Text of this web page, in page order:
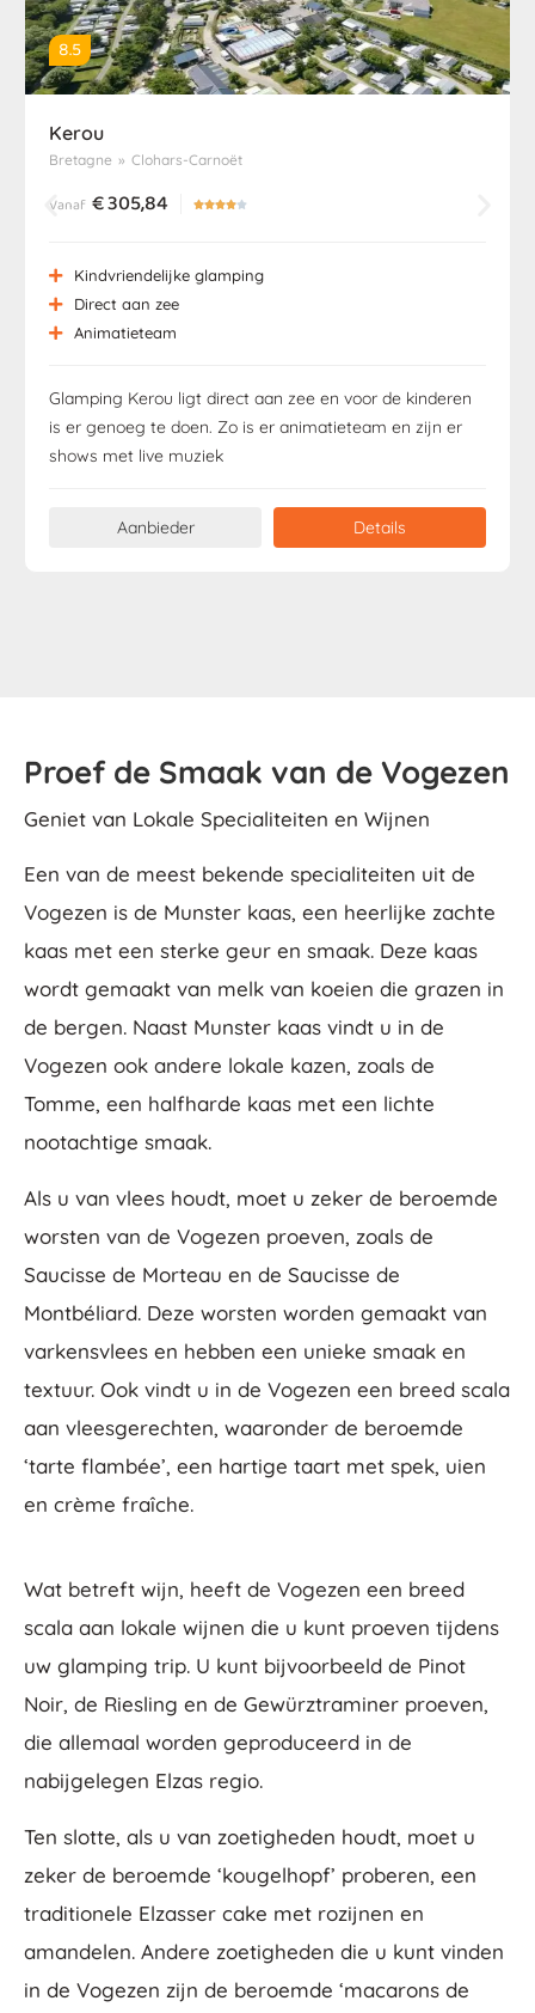
8.5
Kerou
Bretagne » Clohars-Carnoët
Vanaf €305,84 
Kindvriendelijke glamping
Direct aan zee
Animatieteam
Glamping Kerou ligt direct aan zee en voor de kinderen
is er genoeg te doen. Zo is er animatieteam en zijn er
shows met live muziek
Aanbieder Details
Proef de Smaak van de Vogezen
Geniet van Lokale Specialiteiten en Wijnen
Een van de meest bekende specialiteiten uit de
Vogezen is de Munster kaas, een heerlijke zachte
kaas met een sterke geur en smaak. Deze kaas
wordt gemaakt van melk van koeien die grazen in
de bergen. Naast Munster kaas vindt u in de
Vogezen ook andere lokale kazen, zoals de
Tomme, een halfharde kaas met een lichte
nootachtige smaak.
Als u van vlees houdt, moet u zeker de beroemde
worsten van de Vogezen proeven, zoals de
Saucisse de Morteau en de Saucisse de
Montbéliard. Deze worsten worden gemaakt van
varkensvlees en hebben een unieke smaak en
textuur. Ook vindt u in de Vogezen een breed scala
aan vleesgerechten, waaronder de beroemde
‘tarte flambée’, een hartige taart met spek, uien
en crème fraîche.
Wat betreft wijn, heeft de Vogezen een breed
scala aan lokale wijnen die u kunt proeven tijdens
uw glamping trip. U kunt bijvoorbeeld de Pinot
Noir, de Riesling en de Gewürztraminer proeven,
die allemaal worden geproduceerd in de
nabijgelegen Elzas regio.
Ten slotte, als u van zoetigheden houdt, moet u
zeker de beroemde ‘kougelhopf’ proberen, een
traditionele Elzasser cake met rozijnen en
amandelen. Andere zoetigheden die u kunt vinden
in de Vogezen zijn de beroemde ‘macarons de